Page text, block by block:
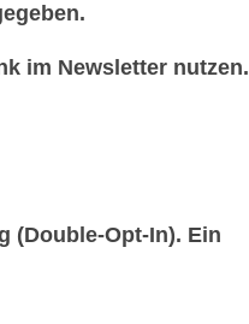
im Newsletter nutzen.
(Double-Opt-In). Ein